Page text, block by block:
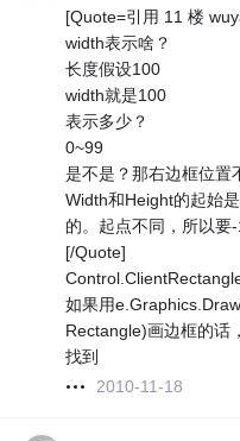
[Quote=引用 11 楼
width表示啥？
长度假设100
width就是100
表示多少？
0~99
是不是？那右边框位置
Width和Height的起始
的。起点不同，所以要-
[/Quote]
如果用
Rectangle)画边框的话
找到
2010-11-18